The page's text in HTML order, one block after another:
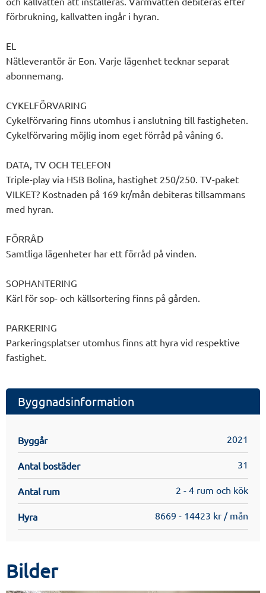
förbrukning, kallvatten ingår i hyran.
EL
Nätleverantör är Eon. Varje lägenhet tecknar separat
abonnemang.
CYKELFÖRVARING
Cykelförvaring finns utomhus i anslutning till fastigheten.
Cykelförvaring möjlig inom eget förråd på våning 6.
DATA, TV OCH TELEFON
Triple-play via HSB Bolina, hastighet 250/250. TV-paket
VILKET? Kostnaden på 169 kr/mån debiteras tillsammans
med hyran.
FÖRRÅD
Samtliga lägenheter har ett förråd på vinden.
SOPHANTERING
Kärl för sop- och källsortering finns på gården.
PARKERING
Parkeringsplatser utomhus finns att hyra vid respektive
fastighet.
Byggnadsinformation
Byggår 2021
Antal bostäder 31
Antal rum 2 - 4 rum och kök
Hyra 8669 - 14423 kr / mån
Bilder